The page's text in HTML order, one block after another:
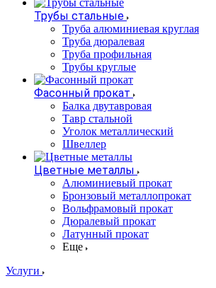
Трубы стальные
Труба алюминиевая круглая
Труба дюралевая
Труба профильная
Трубы круглые
Фасонный прокат
Балка двутавровая
Тавр стальной
Уголок металлический
Швеллер
Цветные металлы
Алюминиевый прокат
Бронзовый металлопрокат
Вольфрамовый прокат
Дюралевый прокат
Латунный прокат
Еще
Услуги